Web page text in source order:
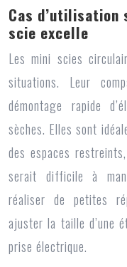
Cas d’utilisation
scie excelle
Lesmini scies
situations. Leur
démontage rapide
sèches. Elles sont
des espaces
serait difficile à
réaliser de petites
ajuster la taille d’une
prise électrique.